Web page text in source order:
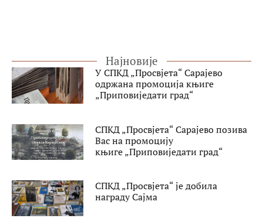
Најновије
У СПКД „Просвјета“ Сарајево
одржана промоција књиге
„Приповиједати град“
СПКД „Просвјета“ Сарајево позива
Вас на промоцију
књиге „Приповиједати град“
СПКД „Просвјета“ је добила
награду Сајма